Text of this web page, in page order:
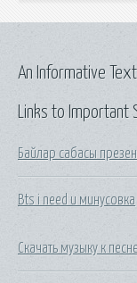
Links to Important
Байлар сабасы
Bts i need u минусовка
Скачать музыку к
An Informative